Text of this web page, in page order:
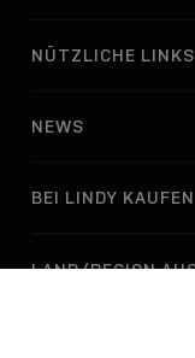
NÜTZLICHE LINKS
NEWS
BEI LINDY KAUFEN